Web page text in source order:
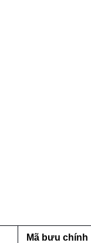
Mã bưu chính